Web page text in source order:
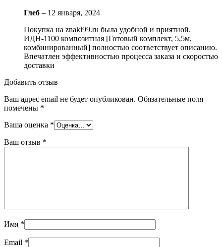
Глеб – 12 января, 2024
Покупка на znaki99.ru была удобной и приятной.
ИДН-1100 композитная [Готовый комплект, 5,5м,
комбинированный] полностью соответствует описанию.
Впечатлен эффективностью процесса заказа и скоростью
доставки
Добавить отзыв
Ваш адрес email не будет опубликован. Обязательные поля
помечены *
Ваша оценка *
Ваш отзыв *
Имя *
Email *